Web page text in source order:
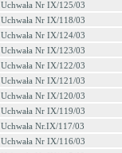
Uchwała Nr IX/125/03
Uchwała Nr IX/118/03
Uchwała Nr IX/124/03
Uchwała Nr IX/123/03
Uchwała Nr IX/122/03
Uchwała Nr IX/121/03
Uchwała Nr IX/120/03
Uchwała Nr IX/119/03
Uchwała Nr.IX/117/03
Uchwała Nr IX/116/03